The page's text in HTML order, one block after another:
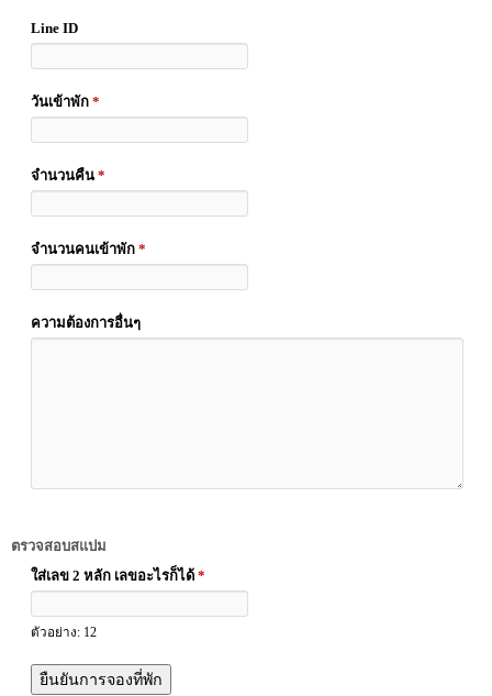
Line ID
วันเข้าพัก *
จำนวนคืน *
จำนวนคนเข้าพัก *
ความต้องการอื่นๆ
ตรวจสอบสแปม
ใส่เลข 2 หลัก เลขอะไรก็ได้ *
ตัวอย่าง: 12